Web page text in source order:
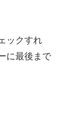
ックすれ
に最後まで